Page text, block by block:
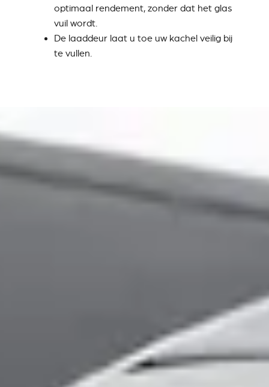
optimaal rendement, zonder dat het glas
vuil wordt.
De laaddeur laat u toe uw kachel veilig bij
te vullen.